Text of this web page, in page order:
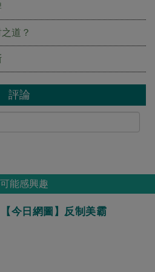
道？
評論
能感興趣
【今日網圖】反制美霸